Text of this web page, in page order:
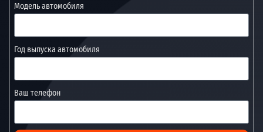
Модель автомобиля
Год выпуска автомобиля
Ваш телефон